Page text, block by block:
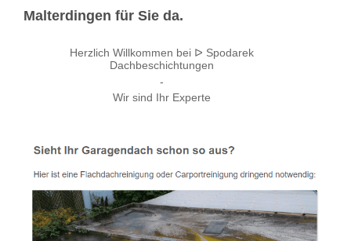
Malterdingen für Sie da.
Herzlich Willkommen bei ᐅ Spodarek
Dachbeschichtungen
-
Wir sind Ihr Experte